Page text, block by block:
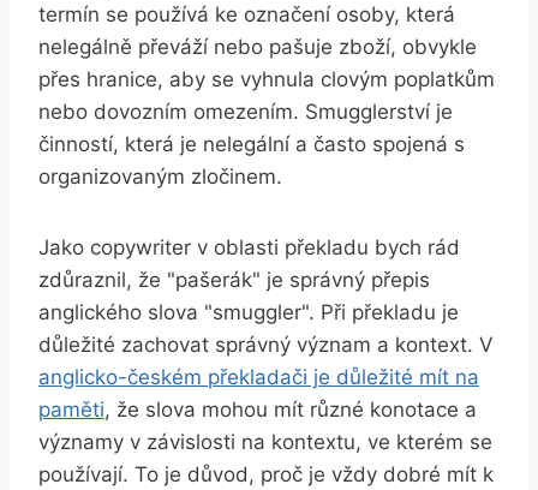
termín se používá ke označení osoby, která
nelegálně převáží nebo pašuje zboží, obvykle
přes hranice, aby se vyhnula clovým poplatkům
nebo dovozním omezením. Smugglerství je
činností, která je nelegální a často spojená s
organizovaným zločinem.
Jako copywriter v oblasti překladu bych rád
zdůraznil, že "pašerák" je správný přepis
anglického slova "smuggler". Při překladu je
důležité zachovat správný význam a kontext. V
anglicko-českém překladači je důležité mít na
paměti, že slova mohou mít různé konotace a
významy v závislosti na kontextu, ve kterém se
používají. To je důvod, proč je vždy dobré mít k